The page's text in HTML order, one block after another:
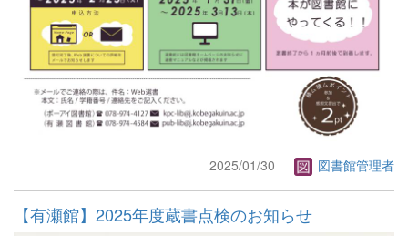
2025/01/30 図書館管理者
【有瀬館】2025年度蔵書点検のお知らせ